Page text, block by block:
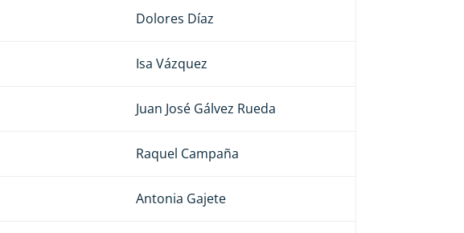
Dolores Díaz
Isa Vázquez
Juan José Gálvez Rueda
Raquel Campaña
Antonia Gajete